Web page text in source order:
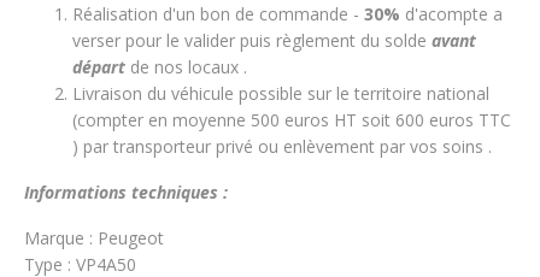
Réalisation d'un bon de commande - 30% d'acompte a
verser pour le valider puis règlement du solde avant
départ de nos locaux .
Livraison du véhicule possible sur le territoire national
(compter en moyenne 500 euros HT soit 600 euros TTC
) par transporteur privé ou enlèvement par vos soins .
Informations techniques :
Marque : Peugeot
Type : VP4A50